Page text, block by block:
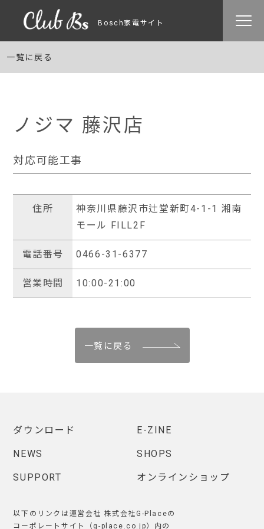
Bosch家電サイト
一覧に戻る
ノジマ 藤沢店
対応可能工事
住所
神奈川県藤沢市辻堂新町4-1-1 湘南
モール FILL2F
電話番号 0466-31-6377
営業時間 10:00-21:00
一覧に戻る
ダウンロード E-ZINE
NEWS SHOPS
SUPPORT オンラインショップ
以下のリンクは運営会社 株式会社G-Placeの
コーポレートサイト（g-place.co.jp）内の